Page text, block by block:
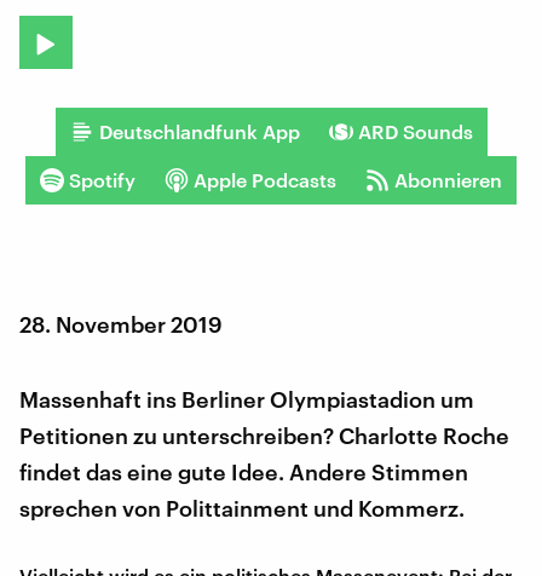
Deutschlandfunk App ARD Sounds
Spotify Apple Podcasts Abonnieren
28. November 2019
Massenhaft ins Berliner Olympiastadion um
Petitionen zu unterschreiben? Charlotte Roche
findet das eine gute Idee. Andere Stimmen
sprechen von Polittainment und Kommerz.